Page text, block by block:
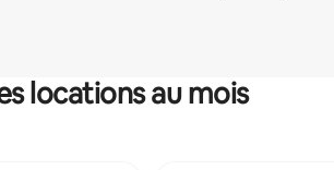
locations au mois